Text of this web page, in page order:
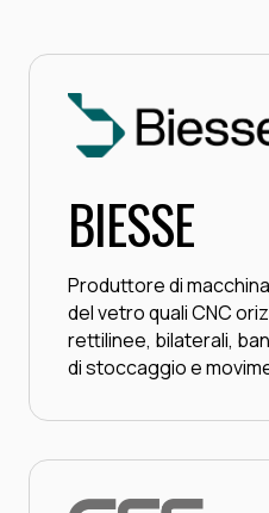
BIESSE
Produttore di
del vetro quali CNC
rettilinee, bilaterali,
di stoccaggio e